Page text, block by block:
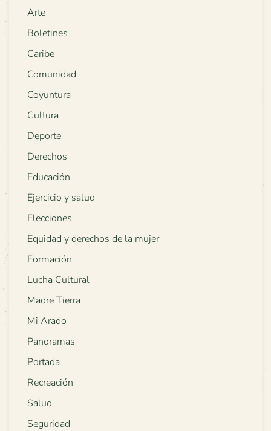
Arte
Boletines
Caribe
Comunidad
Coyuntura
Cultura
Deporte
Derechos
Educación
Ejercicio y salud
Elecciones
Equidad y derechos de la mujer
Formación
Lucha Cultural
Madre Tierra
Mi Arado
Panoramas
Portada
Recreación
Salud
Seguridad